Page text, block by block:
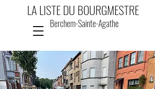
LA LISTE DU BOURGMESTRE
Berchem-Sainte-Agathe